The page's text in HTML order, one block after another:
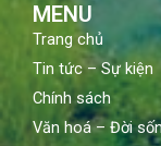
MENU
Trang chủ
Tin tức – Sự kiện
Chính sách
Văn hoá – Đời